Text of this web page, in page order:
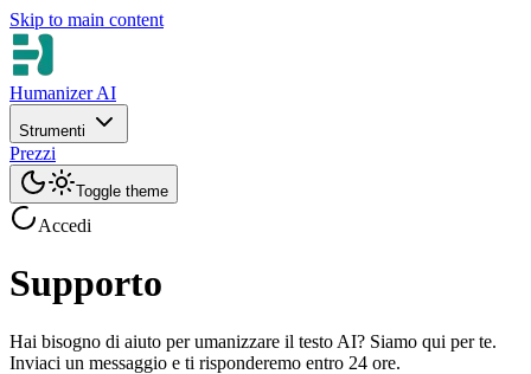
Skip to main content
Humanizer AI
Strumenti
Prezzi
Toggle theme
Accedi
Supporto
Hai bisogno di aiuto per umanizzare il testo AI? Siamo qui per te.
Inviaci un messaggio e ti risponderemo entro 24 ore.